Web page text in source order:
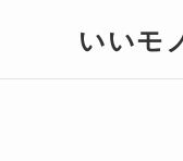
いいモ